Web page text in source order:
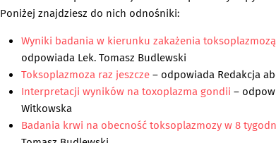
Poniżej znajdziesz do nich odnośniki:
Wyniki badania w kierunku zakażenia
odpowiada Lek. Tomasz Budlewski
Toksoplazmoza raz jeszcze– odpowiada Redakcja
Interpretacji wyników na toxoplazma gondii –
Witkowska
Badania krwi na obecność toksoplazmozy w 8